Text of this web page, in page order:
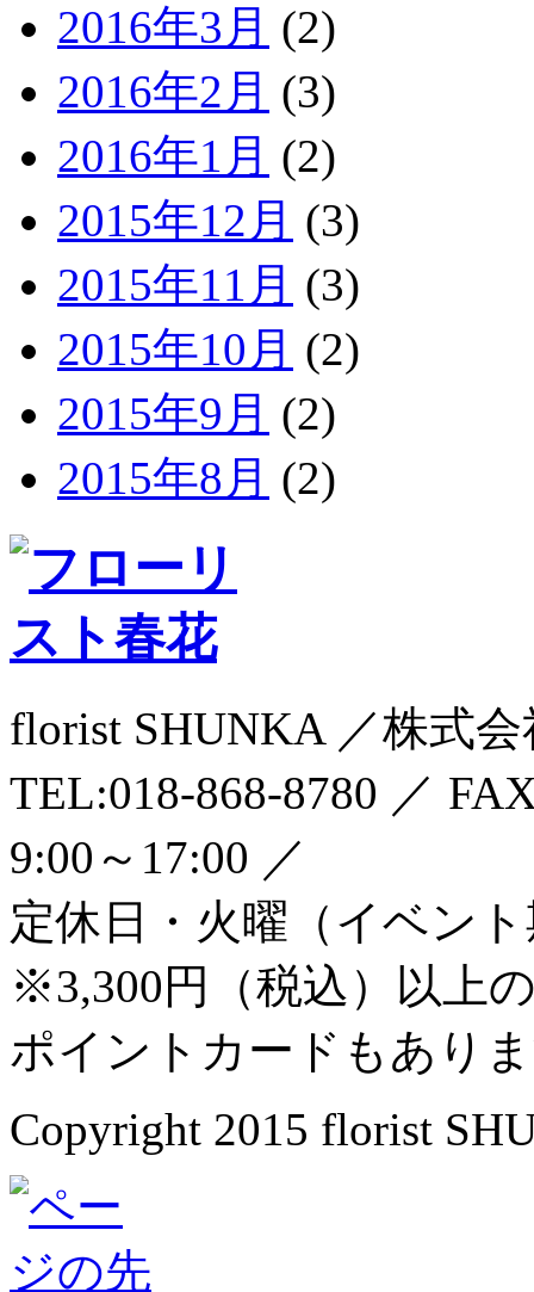
2016年3月 (2)
2016年2月 (3)
2016年1月 (2)
2015年12月 (3)
2015年11月 (3)
2015年10月 (2)
2015年9月 (2)
2015年8月 (2)
florist SHUNKA ／株式
TEL:018-868-8780 ／
9:00～17:00 ／
定休日・火曜（イベン
※3,300円（税込）以上
ポイントカードもあり
Copyright 2015 florist